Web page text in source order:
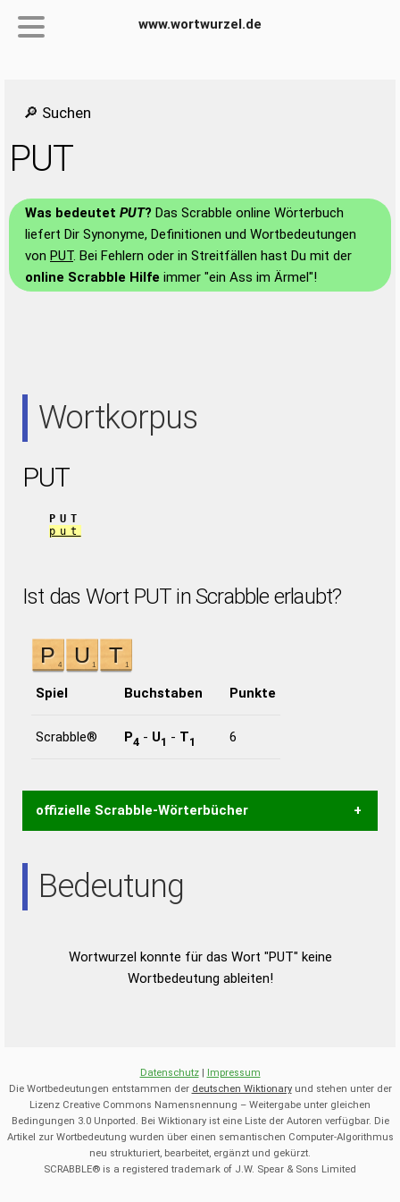
www.wortwurzel.de
🔎 Suchen
PUT
Was bedeutet PUT? Das Scrabble online Wörterbuch
liefert Dir Synonyme, Definitionen und Wortbedeutungen
von PUT. Bei Fehlern oder in Streitfällen hast Du mit der
online Scrabble Hilfe immer "ein Ass im Ärmel"!
Wortkorpus
PUT
PUT
put
Ist das Wort PUT in Scrabble erlaubt?
Spiel Buchstaben Punkte
Scrabble® P4 - U1 - T1 6
offizielle Scrabble-Wörterbücher
Wortanalyse-Algorithmus gute Anhaltspunkte zu
Wortbedeutung, Worttrennung und Wortform, um die
Wörterbücher sind:
Duden – Die deutsche Grammatik
Duden – Deutsches
Universalwörterbuch
Bedeutung
Wortwurzel konnte für das Wort "PUT" keine
Wortbedeutung ableiten!
Datenschutz| Impressum
Die Wortbedeutungen entstammen der deutschen Wiktionaryund stehen unter der
Lizenz Creative Commons Namensnennung – Weitergabe unter gleichen
Bedingungen 3.0 Unported. Bei Wiktionary ist eine Liste der Autoren verfügbar. Die
Artikel zur Wortbedeutung wurden über einen semantischen Computer-Algorithmus
neu strukturiert, bearbeitet, ergänzt und gekürzt.
SCRABBLE® is a registered trademark of J.W. Spear & Sons Limited